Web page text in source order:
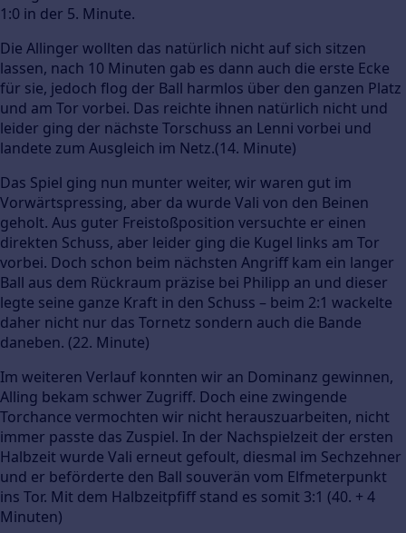
1:0 in der 5. Minute.
Die Allinger wollten das natürlich nicht auf sich sitzen
lassen, nach 10 Minuten gab es dann auch die erste Ecke
für sie, jedoch flog der Ball harmlos über den ganzen Platz
und am Tor vorbei. Das reichte ihnen natürlich nicht und
leider ging der nächste Torschuss an Lenni vorbei und
landete zum Ausgleich im Netz.(14. Minute)
Das Spiel ging nun munter weiter, wir waren gut im
Vorwärtspressing, aber da wurde Vali von den Beinen
geholt. Aus guter Freistoßposition versuchte er einen
direkten Schuss, aber leider ging die Kugel links am Tor
vorbei. Doch schon beim nächsten Angriff kam ein langer
Ball aus dem Rückraum präzise bei Philipp an und dieser
legte seine ganze Kraft in den Schuss – beim 2:1 wackelte
daher nicht nur das Tornetz sondern auch die Bande
daneben. (22. Minute)
Im weiteren Verlauf konnten wir an Dominanz gewinnen,
Alling bekam schwer Zugriff. Doch eine zwingende
Torchance vermochten wir nicht herauszuarbeiten, nicht
immer passte das Zuspiel. In der Nachspielzeit der ersten
Halbzeit wurde Vali erneut gefoult, diesmal im Sechzehner
und er beförderte den Ball souverän vom Elfmeterpunkt
ins Tor. Mit dem Halbzeitpfiff stand es somit 3:1 (40. + 4
Minuten)